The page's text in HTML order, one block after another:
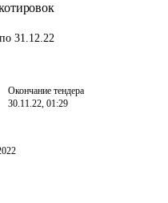
31.12.22
Окончание тендера
30.11.22, 01:29